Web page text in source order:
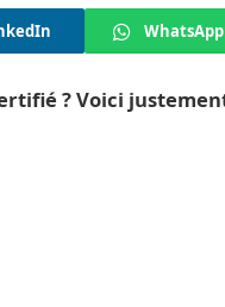
WhatsApp
? Voici